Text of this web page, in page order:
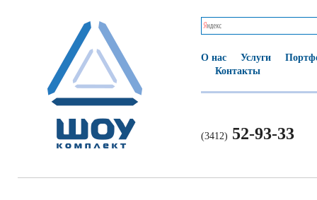
О нас Услуги
Контакты
(3412) 52-93-33